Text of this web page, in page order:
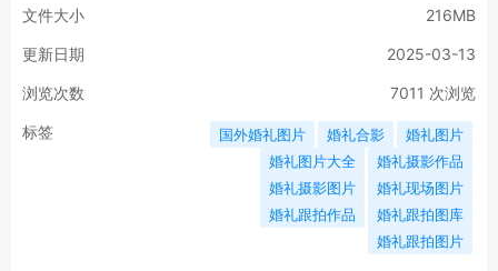
文件大小 216MB
更新日期 2025-03-13
浏览次数 7011 次浏览
标签 国外婚礼图片 婚礼合影
婚礼图片
婚礼图片大全
婚礼摄影作品
婚礼摄影图片
婚礼现场图片
婚礼跟拍作品
婚礼跟拍图库
婚礼跟拍图片